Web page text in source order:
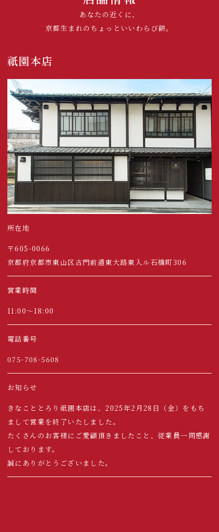
あなたの近くに、
京都生まれのちょっといいわらび餅。
祇園本店
所在地
〒605-0066
京都府京都市東山区古門前通東大路東入ル石橋町306
営業時間
11:00～18:00
電話番号
075-708-5608
お知らせ
きなこととろり祇園本店は、2025年2月28日（金）をもち
まして営業を終了いたしました。
たくさんのお客様にご愛顧頂きましたこと、従業員一同感謝
しております。
誠にありがとうございました。